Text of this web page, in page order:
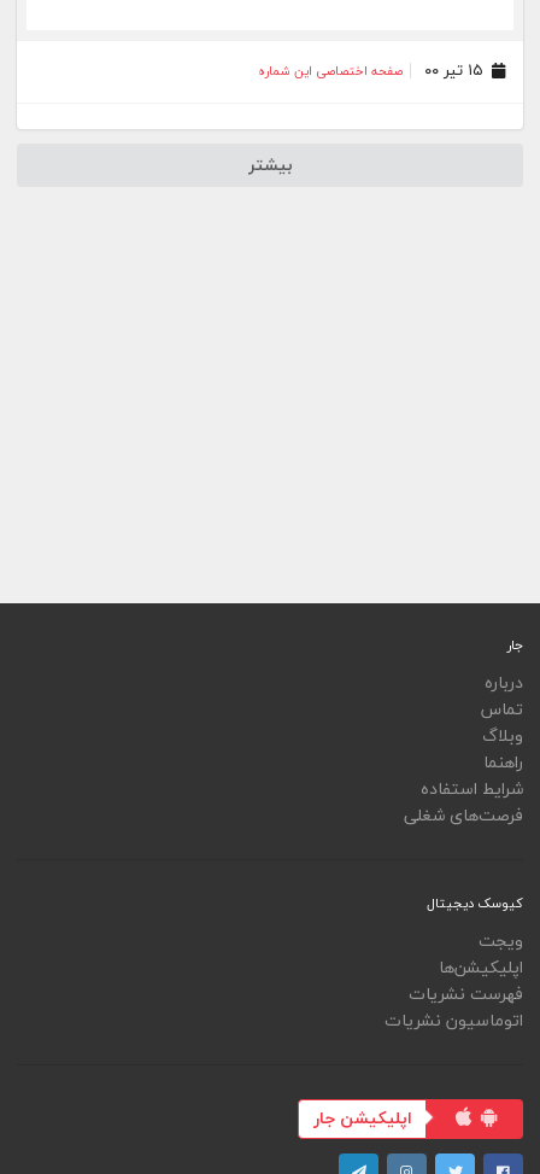
جار
درباره
تماس
وبلاگ
راهنما
شرایط استفاده
فرصت‌های شغلی
کیوسک دیجیتال
ویجت
اپلیکیشن‌ها
فهرست نشریات
اتوماسیون نشریات
اپلیکیشن جار